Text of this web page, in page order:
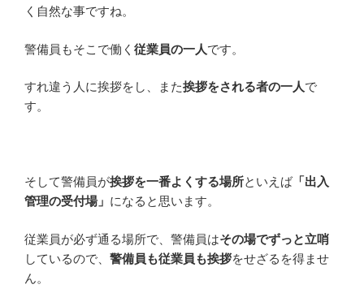
く自然な事ですね。
警備員もそこで働く 従業員の一人です。
すれ違う人に挨拶をし、また挨拶をされる者の一人で
す。
そして警備員が挨拶を一番よくする場所といえば「出入
管理の受付場」 になると思います。
従業員が必ず通る場所で、警備員はその場でずっと立哨
しているので、 警備員も従業員も挨拶をせざるを得ませ
ん。